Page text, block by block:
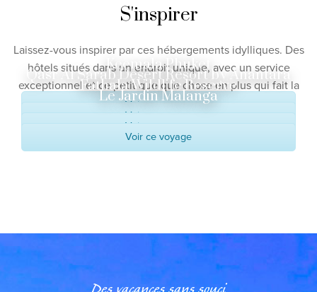
S'inspirer
Laissez-vous inspirer par ces hébergements idylliques. Des
hôtels situés dans un endroit unique, avec un service
exceptionnel et ce petit quelque chose en plus qui fait la
différence.
Keemala Phuket
Voir ce voyage
Qasr Al Sarab Desert Resort by Anantara
Voir ce voyage
Fathala Wildlife Reserve
Voir ce voyage
Le Jardin Malanga
Voir ce voyage